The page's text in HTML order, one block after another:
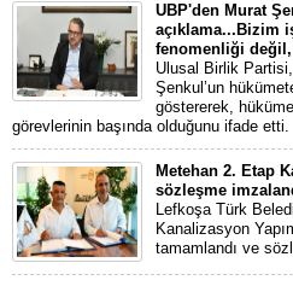
UBP'den Murat
açıklama...Bizim
fenomenliği
Ulusal Birlik
Şenkul’un
göstererek,
görevlerinin başında olduğunu ifade etti.
Metehan 2. Etap
sözleşme
Lefkoşa Türk
Kanalizasyon
tamamlandı ve